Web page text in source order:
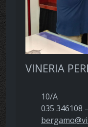
VINERIA
10/A
035 346108